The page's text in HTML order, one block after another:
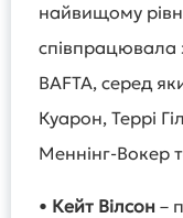
найвищому
співпрацювала
BAFTA, серед
Куарон, Террі
Меннінг-Вокер
• Кейт Вілсон –